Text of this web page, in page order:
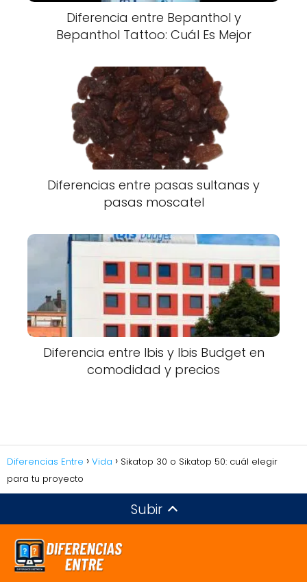
Diferencia entre Bepanthol y
Bepanthol Tattoo: Cuál Es Mejor
Diferencias entre pasas sultanas y
pasas moscatel
Diferencia entre Ibis y Ibis Budget en
comodidad y precios
Diferencias Entre Vida
Sikatop 30 o Sikatop 50: cuál elegir
para tu proyecto
Subir